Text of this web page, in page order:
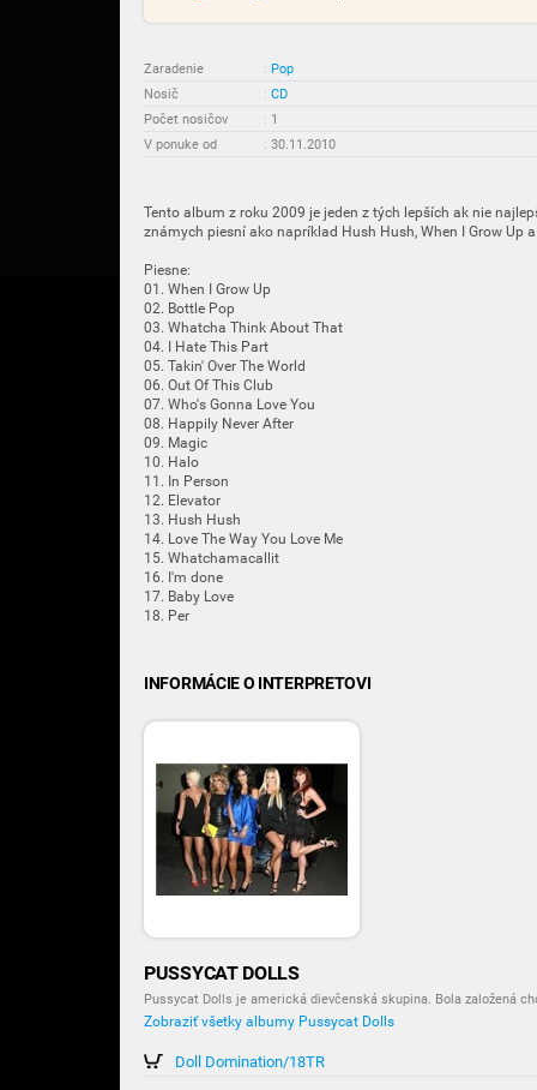
Zaradenie : Pop
Nosič
: CD
Počet nosičov
: 1
V ponuke od
: 30.11.2010
Tento album z roku 2009 je jeden z tých lepších ak nie
známych piesní ako napríklad Hush Hush, When I Grow Up
Piesne:
01. When I Grow Up
02. Bottle Pop
03. Whatcha Think About That
04. I Hate This Part
05. Takin' Over The World
06. Out Of This Club
07. Who's Gonna Love You
08. Happily Never After
09. Magic
10. Halo
11. In Person
12. Elevator
13. Hush Hush
14. Love The Way You Love Me
15. Whatchamacallit
16. I'm done
17. Baby Love
18. Per
INFORMÁCIE O INTERPRETOVI
PUSSYCAT DOLLS
Pussycat Dolls je americká dievčenská skupina. Bola založená
Zobraziť všetky albumy Pussycat Dolls
Doll Domination/18TR